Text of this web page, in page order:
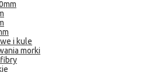
i kule
morki